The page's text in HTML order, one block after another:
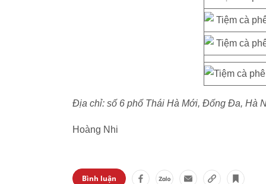
Địa chỉ: số 6 phố Thái Hà Mới, Đống Đa, Hà
Hoàng Nhi
Bình luận